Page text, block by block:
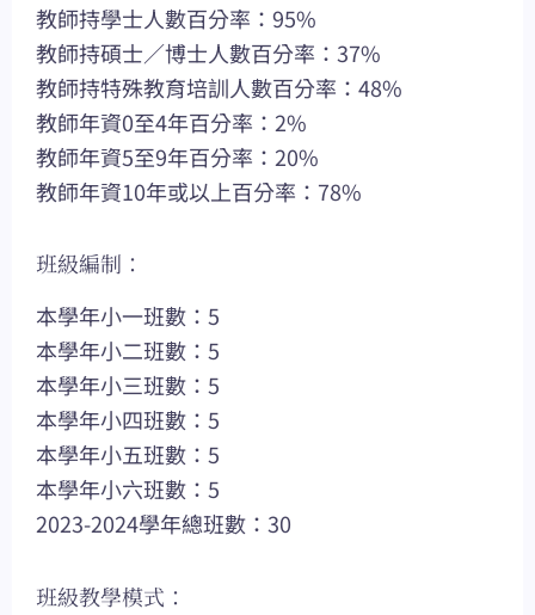
教師持學士人數百分率：95%
教師持碩士／博士人數百分率：37%
教師持特殊教育培訓人數百分率：48%
教師年資0至4年百分率：2%
教師年資5至9年百分率：20%
教師年資10年或以上百分率：78%
班級編制：
本學年小一班數：5
本學年小二班數：5
本學年小三班數：5
本學年小四班數：5
本學年小五班數：5
本學年小六班數：5
2023-2024學年總班數：30
班級教學模式：